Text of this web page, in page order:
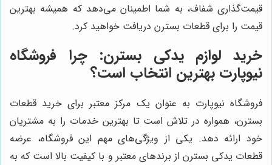
قیمت‌گذاری شفاف، به شما اطمینان می‌دهد که همیشه بهترین
قیمت را برای قطعات بسترن دریافت خواهید کرد.
خرید لوازم یدکی بسترن: چرا فروشگاه
نیوپارت بهترین انتخاب است؟
فروشگاه نیوپارت به عنوان یک مرکز معتبر برای خرید قطعات
بسترن، همواره در تلاش است تا بهترین خدمات را به مشتریان
خود ارائه دهد. یکی از ویژگی‌های مهم این فروشگاه، عرضه
قطعات یدکی بسترن از برندهای معتبر و با کیفیت بالا است که به